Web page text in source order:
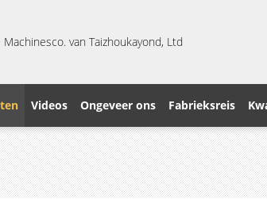
Machinesco. van Taizhoukayond, Ltd
Videos Ongeveer ons Fabrieksreis